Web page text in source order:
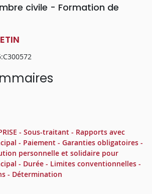
civile - Formation de
- Sous-traitant - Rapports avec
- Paiement - Garanties obligatoires -
personnelle et solidaire pour
- Durée - Limites conventionnelles -
- Détermination